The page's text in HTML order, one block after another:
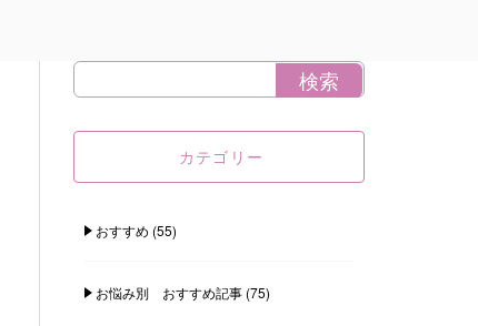
カテゴリー
おすすめ (55)
お悩み別 おすすめ記事(75)